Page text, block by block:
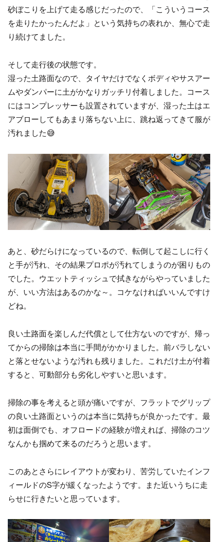
砂ぼこりを上げて走る感じだったので、「こういうコース
を走りたかったんだよ」という気持ちの表れか、無心で走
り続けてました。
そして走行後の状態です。
湿った土路面なので、タイヤだけでなくボディやサスアー
ムやダンパーに土がかなりガッチリ付着しました。コース
にはコンプレッサーも設置されていますが、湿った土はエ
アブローしてもあまり落ちない上に、跳ね返ってきて服が
汚れました😅
あと、砂だらけになっているので、転倒して起こしに行く
と手が汚れ、その結果プロポが汚れてしまうのが困りもの
でした。ウエットティッシュで拭きながらやっていました
が、いい方法はあるのかな～。コケなければいいんですけ
どね。
良い土路面を楽しんだ代償として仕方ないのですが、帰っ
てからの掃除は本当に手間がかかりました。前バラしない
と落とせないような汚れも残りました。これだけ土が付着
すると、可動部分も劣化しやすいと思います。
掃除の事を考えると頭が痛いですが、フラットでグリップ
の良い土路面というのは本当に気持ちが良かったです。最
初は面倒でも、オフロードの経験が増えれば、掃除のコツ
なんかも掴めて来るのだろうと思います。
このあとさらにレイアウトが変わり、苦労していたインフ
ィールドのS字が緩くなったようです。また近いうちに走
らせに行きたいと思っています。